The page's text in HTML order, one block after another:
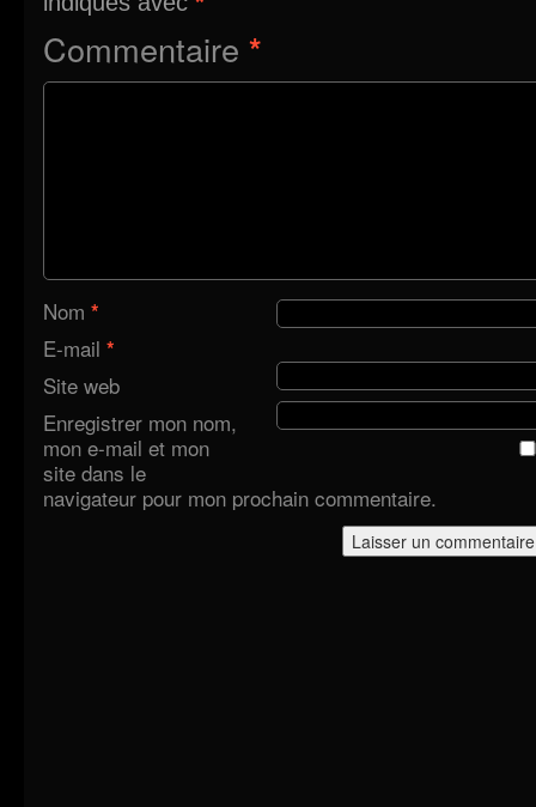
Commentaire *
Nom *
E-mail *
Site web
Enregistrer mon nom,
mon e-mail et mon
site dans le
navigateur pour mon prochain commentaire.